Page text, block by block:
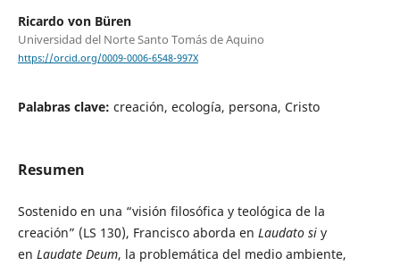
Ricardo von Büren
Universidad del Norte Santo Tomás de Aquino
https://orcid.org/0009-0006-6548-997X
Palabras clave: creación, ecología, persona, Cristo
Resumen
Sostenido en una “visión filosófica y teológica de la
creación” (LS 130), Francisco aborda en Laudato siy
en Laudate Deum, la problemática del medio ambiente,